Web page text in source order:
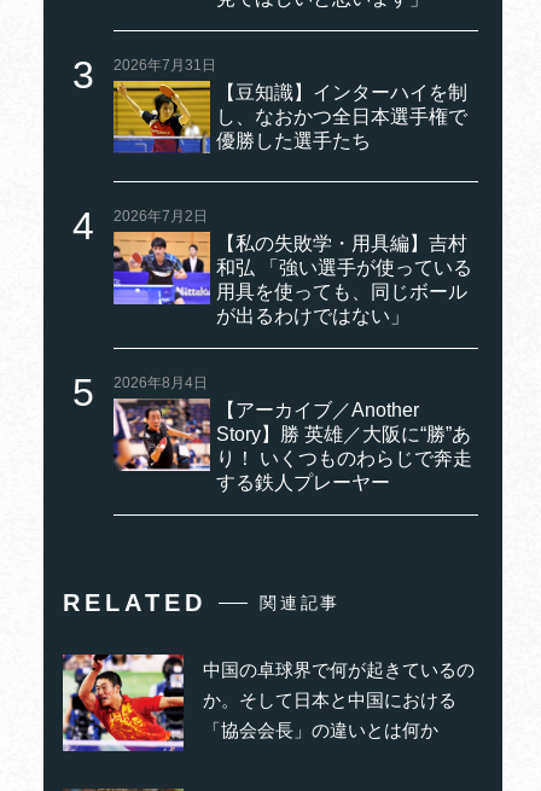
2026年7月31日
【豆知識】インターハイを制
し、なおかつ全日本選手権で
優勝した選手たち
2026年7月2日
【私の失敗学・用具編】吉村
和弘 「強い選手が使っている
用具を使っても、同じボール
が出るわけではない」
2026年8月4日
【アーカイブ／Another
Story】勝 英雄／大阪に“勝”あ
り！ いくつものわらじで奔走
する鉄人プレーヤー
RELATED 関連記事
中国の卓球界で何が起きているの
か。そして日本と中国における
「協会会長」の違いとは何か